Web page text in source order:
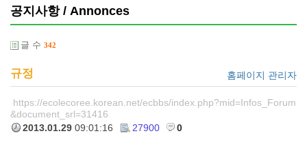
공지사항 / Annonces
글 수 342
규정 홈페이지 관리자
https://ecolecoree.korean.net/ecbbs/index.php?mid=Infos_Forum
&document_srl=31416
2013.01.29 09:01:16 27900 0